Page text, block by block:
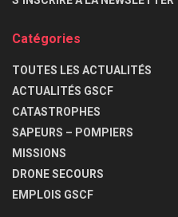
Catégories
TOUTES LES ACTUALITÉS
ACTUALITÉS GSCF
CATASTROPHES
SAPEURS – POMPIERS
MISSIONS
DRONE SECOURS
EMPLOIS GSCF